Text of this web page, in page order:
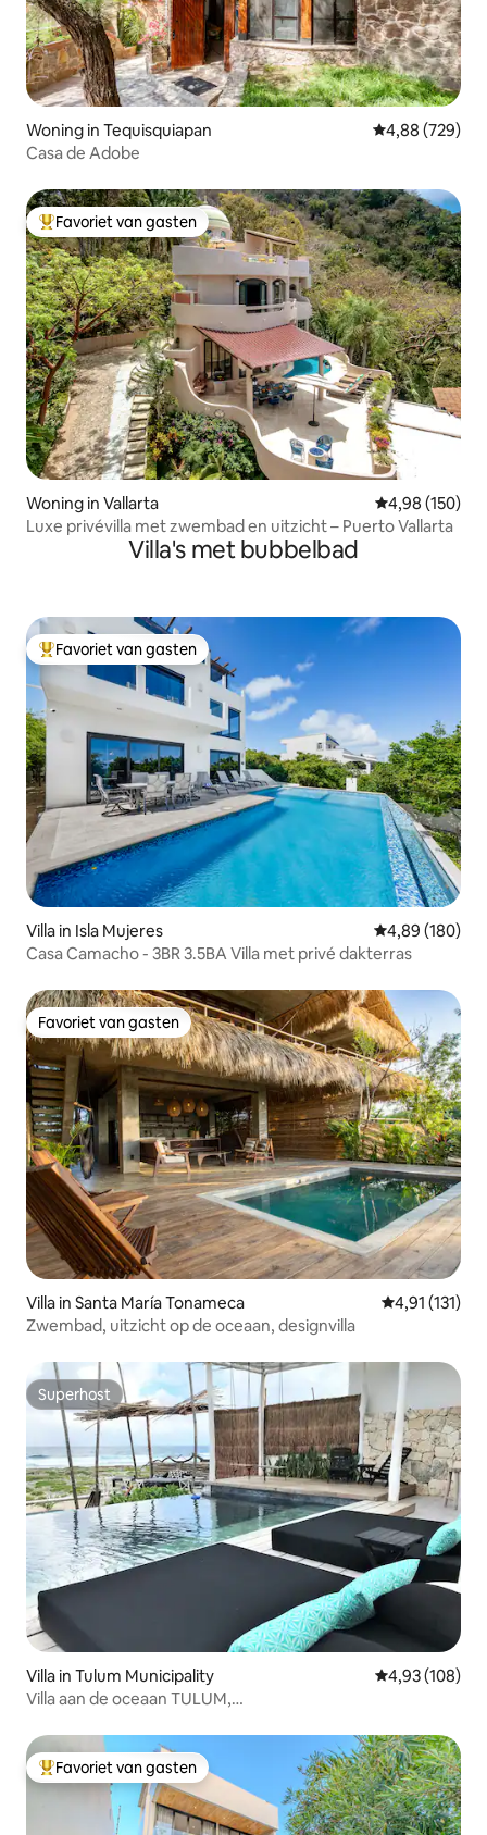
Woning in Tequisquiapan Gemiddelde
4,88 (729)
Casa de Adobe
Topfavoriet van gasten
Favoriet van gasten
Woning in Vallarta Gemiddelde
4,98 (150)
Luxe privévilla met zwembad en uitzicht – Puerto Vallarta
Villa's met bubbelbad
Topfavoriet van gasten
Favoriet van gasten
Villa in Isla Mujeres Gemiddelde
4,89 (180)
Casa Camacho - 3BR 3.5BA Villa met privé dakterras
Favoriet van gasten
Favoriet van gasten
Villa in Santa María Tonameca Gemiddelde
4,91 (131)
Zwembad, uitzicht op de oceaan, designvilla
Superhost
Superhost
Villa in Tulum Municipality Gemiddelde
4,93 (108)
Villa aan de oceaan TULUM,
Topfavoriet van gasten
Favoriet van gasten